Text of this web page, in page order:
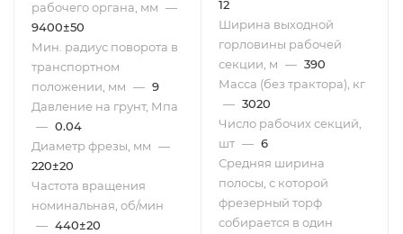
рабочего органа, мм —
9400±50
Мин. радиус поворота в
транспортном
положении, мм — 9
Давление на грунт, Мпа
— 0.04
Диаметр фрезы, мм —
220±20
Частота вращения
номинальная, об/мин
— 440±20
12
Ширина выходной
горловины рабочей
секции, м — 390
Масса (без трактора), кг
— 3020
Число рабочих секций,
шт — 6
Средняя ширина
полосы, с которой
фрезерный торф
собирается в один